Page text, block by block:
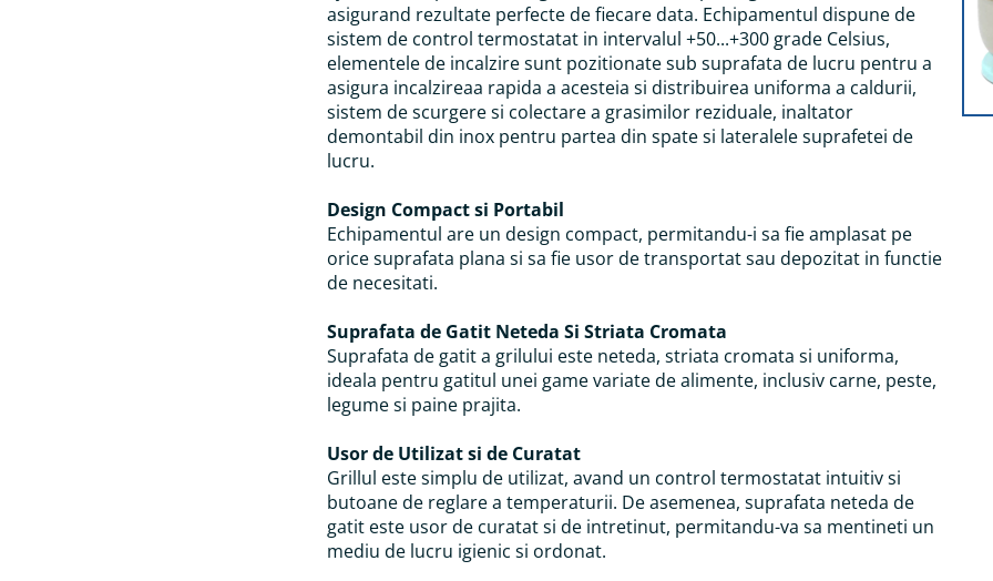
asigurand rezultate perfecte de fiecare data. Echipamentul dispune de
sistem de control termostatat in intervalul +50...+300 grade Celsius,
elementele de incalzire sunt pozitionate sub suprafata de lucru pentru a
asigura incalzireaa rapida a acesteia si distribuirea uniforma a caldurii,
sistem de scurgere si colectare a grasimilor reziduale, inaltator
demontabil din inox pentru partea din spate si lateralele suprafetei de
lucru.
Design Compact si Portabil
Echipamentul are un design compact, permitandu-i sa fie amplasat pe
orice suprafata plana si sa fie usor de transportat sau depozitat in functie
de necesitati.
Suprafata de Gatit Neteda Si Striata Cromata
Suprafata de gatit a grilului este neteda, striata cromata si uniforma,
ideala pentru gatitul unei game variate de alimente, inclusiv carne, peste,
legume si paine prajita.
Usor de Utilizat si de Curatat
Grillul este simplu de utilizat, avand un control termostatat intuitiv si
butoane de reglare a temperaturii. De asemenea, suprafata neteda de
gatit este usor de curatat si de intretinut, permitandu-va sa mentineti un
mediu de lucru igienic si ordonat.